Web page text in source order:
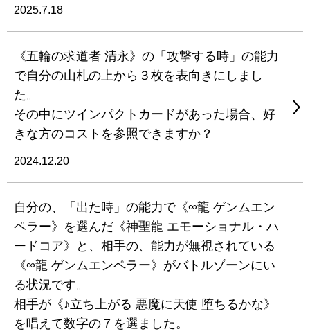
2025.7.18
《五輪の求道者 清永》の「攻撃する時」の能力
で自分の山札の上から３枚を表向きにしまし
た。
その中にツインパクトカードがあった場合、好
きな方のコストを参照できますか？
2024.12.20
自分の、「出た時」の能力で《∞龍 ゲンムエン
ペラー》を選んだ《神聖龍 エモーショナル・ハ
ードコア》と、相手の、能力が無視されている
《∞龍 ゲンムエンペラー》がバトルゾーンにい
る状況です。
相手が《♪立ち上がる 悪魔に天使 堕ちるかな》
を唱えて数字の７を選ました。